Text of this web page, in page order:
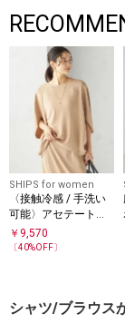
SHIPS for women
〈接触冷感 / 手洗い
可能〉アセテート混
バック サテン ドルマ
ン ブラウス
￥ 9,570
〔40%OFF〕
シャツ/ブラウス